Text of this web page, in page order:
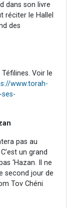
dans son livre
réciter le Hallel
des
Voir le
www.torah-
pas au
un grand
‘Hazan. Il ne
second jour de
Tov Chéni